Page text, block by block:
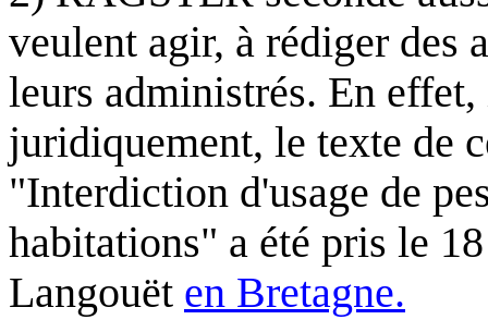
veulent agir, à rédiger des
leurs administrés. En
juridiquement, le texte de
"Interdiction d'usage de
habitations" a été pris le
Langouët en Bretagne.